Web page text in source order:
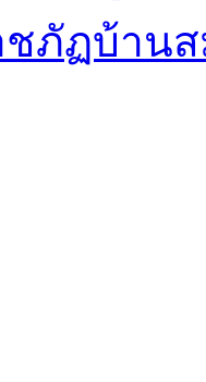
ภัฏบ้านส